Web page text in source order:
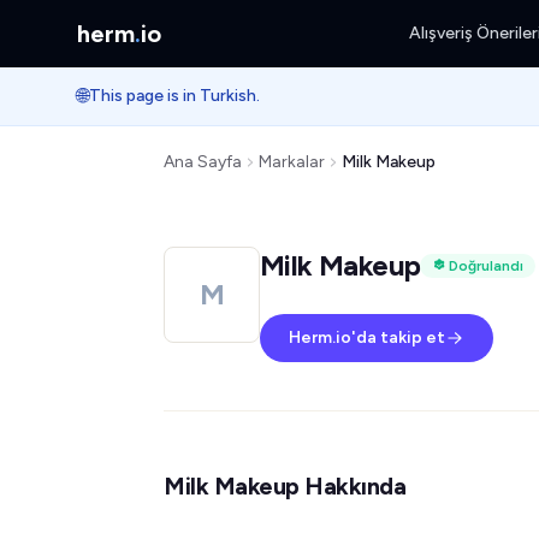
herm.io Alışveriş Önerileri
🌐This page is in Turkish.
Ana Sayfa Markalar Milk Makeup
M
Milk Makeup Doğrulandı
Herm.io'da takip et
Milk Makeup Hakkında